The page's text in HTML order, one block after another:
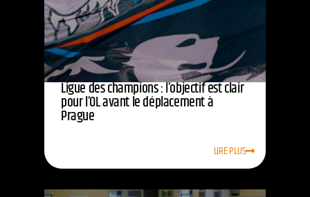
Ligue des champions : l’objectif est clair
pour l’OL avant le déplacement à
Prague
LIRE PLUS